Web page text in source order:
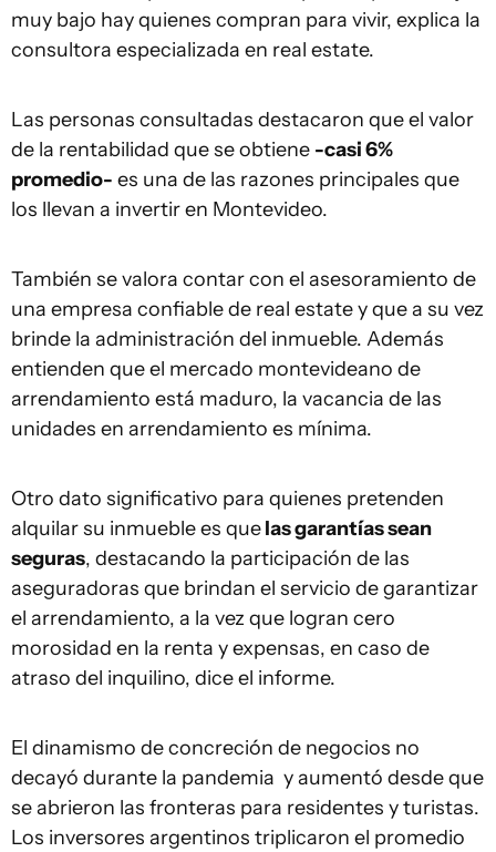
muy bajo hay quienes compran para vivir, explica la
consultora especializada en real estate.
Las personas consultadas destacaron que el valor
de la rentabilidad que se obtiene -casi 6%
promedio- es una de las razones principales que
los llevan a invertir en Montevideo.
También se valora contar con el asesoramiento de
una empresa confiable de real estate y que a su vez
brinde la administración del inmueble. Además
entienden que el mercado montevideano de
arrendamiento está maduro, la vacancia de las
unidades en arrendamiento es mínima.
Otro dato significativo para quienes pretenden
alquilar su inmueble es quelas garantías sean
seguras, destacando la participación de las
aseguradoras que brindan el servicio de garantizar
el arrendamiento, a la vez que logran cero
morosidad en la renta y expensas, en caso de
atraso del inquilino, dice el informe.
El dinamismo de concreción de negocios no
decayó durante la pandemia y aumentó desde que
se abrieron las fronteras para residentes y turistas.
Los inversores argentinos triplicaron el promedio